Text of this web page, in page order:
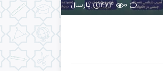
۰ ۴۷۴ پارسال